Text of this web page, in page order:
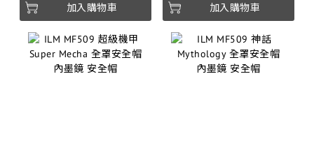
加入購物車 加入購物車